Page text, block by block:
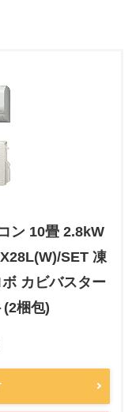
ン 10畳 2.8kW
SET 凍
カビバスター
梱包)